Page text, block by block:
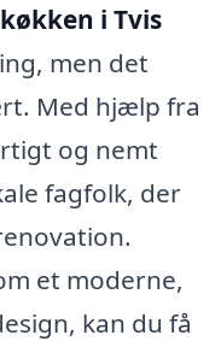
i Tvis
men det
Med hjælp fra
og nemt
fagfolk, der
et moderne,
kan du få